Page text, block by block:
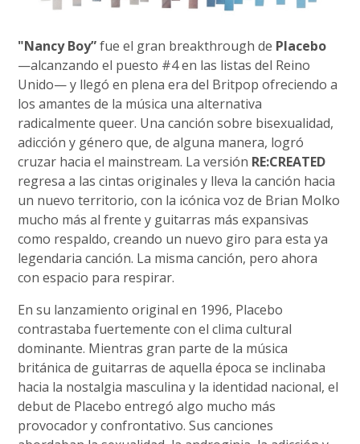
"Nancy Boy”fue el gran breakthrough de Placebo
—alcanzando el puesto #4 en las listas del Reino
Unido— y llegó en plena era del Britpop ofreciendo a
los amantes de la música una alternativa
radicalmente queer. Una canción sobre bisexualidad,
adicción y género que, de alguna manera, logró
cruzar hacia el mainstream. La versión RE:CREATED
regresa a las cintas originales y lleva la canción hacia
un nuevo territorio, con la icónica voz de Brian Molko
mucho más al frente y guitarras más expansivas
como respaldo, creando un nuevo giro para esta ya
legendaria canción. La misma canción, pero ahora
con espacio para respirar.
En su lanzamiento original en 1996, Placebo
contrastaba fuertemente con el clima cultural
dominante. Mientras gran parte de la música
británica de guitarras de aquella época se inclinaba
hacia la nostalgia masculina y la identidad nacional, el
debut de Placebo entregó algo mucho más
provocador y confrontativo. Sus canciones